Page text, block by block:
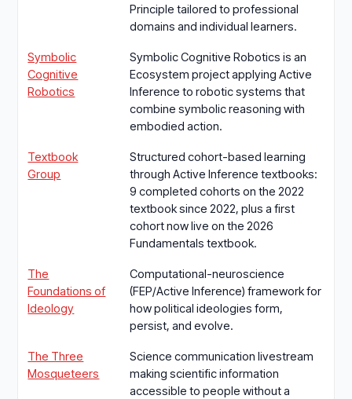
Principle tailored to professional
domains and individual learners.
Symbolic
Cognitive
Robotics
Symbolic Cognitive Robotics is an
Ecosystem project applying Active
Inference to robotic systems that
combine symbolic reasoning with
embodied action.
Textbook
Group
Structured cohort-based learning
through Active Inference textbooks:
9 completed cohorts on the 2022
textbook since 2022, plus a first
cohort now live on the 2026
Fundamentals textbook.
The
Foundations of
Ideology
Computational-neuroscience
(FEP/Active Inference) framework for
how political ideologies form,
persist, and evolve.
The Three
Mosqueteers
Science communication livestream
making scientific information
accessible to people without a